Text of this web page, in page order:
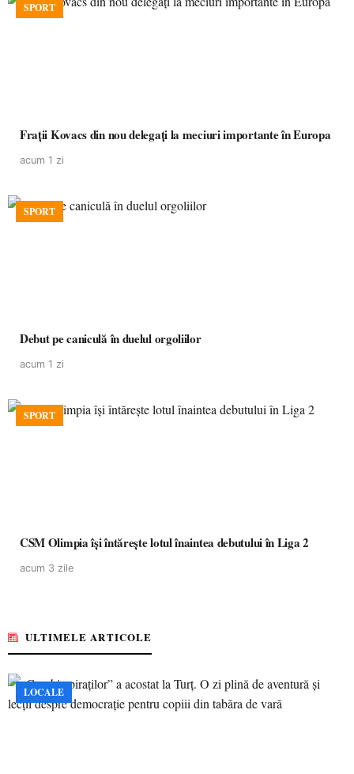
SPORT
Frații Kovacs din nou delegați la meciuri importante în Europa
acum 1 zi
SPORT
Debut pe caniculă în duelul orgoliilor
acum 1 zi
SPORT
CSM Olimpia își întărește lotul înaintea debutului în Liga 2
acum 3 zile
ULTIMELE ARTICOLE
LOCALE